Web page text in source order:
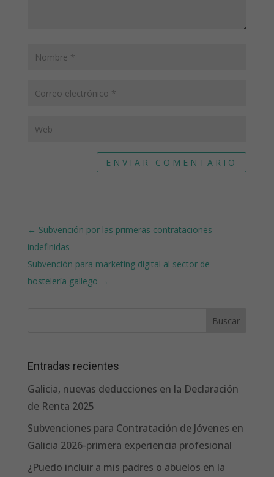
ENVIAR COMENTARIO
← Subvención por las primeras contrataciones
indefinidas
Subvención para marketing digital al sector de
hostelería gallego →
Entradas recientes
Galicia, nuevas deducciones en la Declaración
de Renta 2025
Subvenciones para Contratación de Jóvenes en
Galicia 2026-primera experiencia profesional
¿Puedo incluir a mis padres o abuelos en la